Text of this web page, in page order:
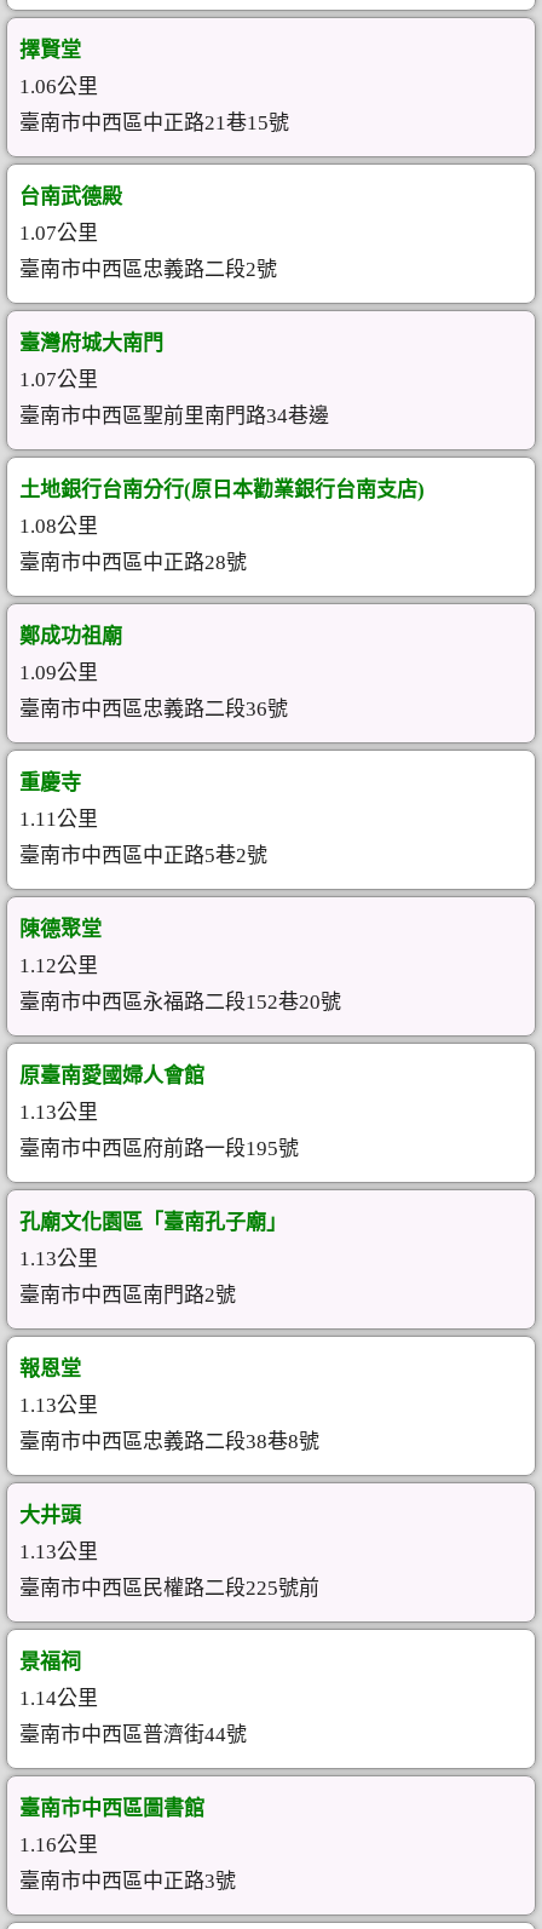
擇賢堂
1.06公里
臺南市中西區中正路21巷15號
台南武德殿
1.07公里
臺南市中西區忠義路二段2號
臺灣府城大南門
1.07公里
臺南市中西區聖前里南門路34巷邊
土地銀行台南分行(原日本勸業銀行台南支店)
1.08公里
臺南市中西區中正路28號
鄭成功祖廟
1.09公里
臺南市中西區忠義路二段36號
重慶寺
1.11公里
臺南市中西區中正路5巷2號
陳德聚堂
1.12公里
臺南市中西區永福路二段152巷20號
原臺南愛國婦人會館
1.13公里
臺南市中西區府前路一段195號
孔廟文化園區「臺南孔子廟」
1.13公里
臺南市中西區南門路2號
報恩堂
1.13公里
臺南市中西區忠義路二段38巷8號
大井頭
1.13公里
臺南市中西區民權路二段225號前
景福祠
1.14公里
臺南市中西區普濟街44號
臺南市中西區圖書館
1.16公里
臺南市中西區中正路3號